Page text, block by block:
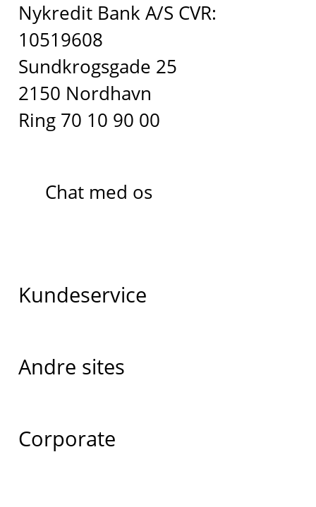
Nykredit Bank A/S CVR:
10519608
Sundkrogsgade 25
2150 Nordhavn
Ring 70 10 90 00
Chat med os
Kundeservice
Andre sites
Corporate